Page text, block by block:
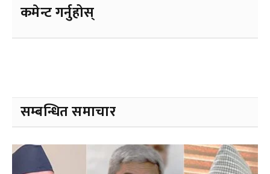
कमेन्ट गर्नुहोस्
सम्बन्धित समाचार